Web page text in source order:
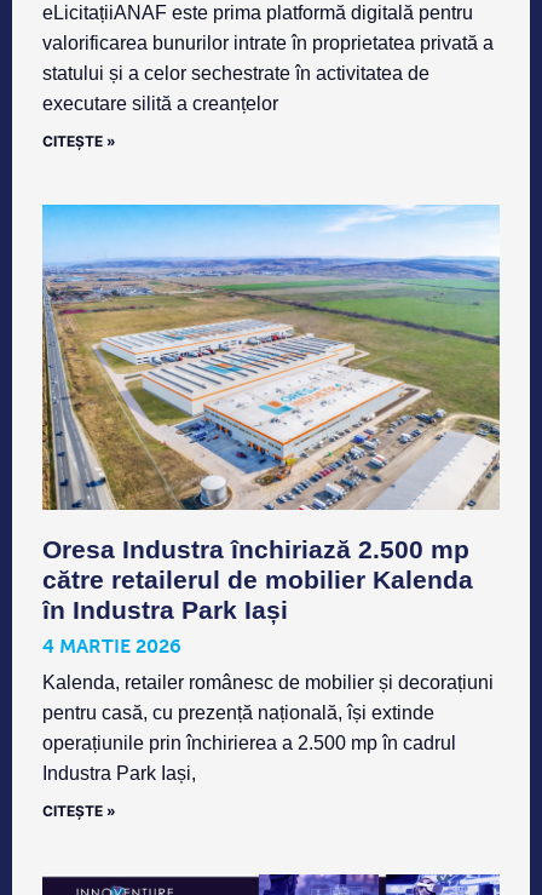
eLicitațiiANAF este prima platformă digitală pentru
valorificarea bunurilor intrate în proprietatea privată a
statului și a celor sechestrate în activitatea de
executare silită a creanțelor
CITEȘTE »
Oresa Industra închiriază 2.500 mp
către retailerul de mobilier Kalenda
în Industra Park Iași
4 MARTIE 2026
Kalenda, retailer românesc de mobilier și decorațiuni
pentru casă, cu prezență națională, își extinde
operațiunile prin închirierea a 2.500 mp în cadrul
Industra Park Iași,
CITEȘTE »